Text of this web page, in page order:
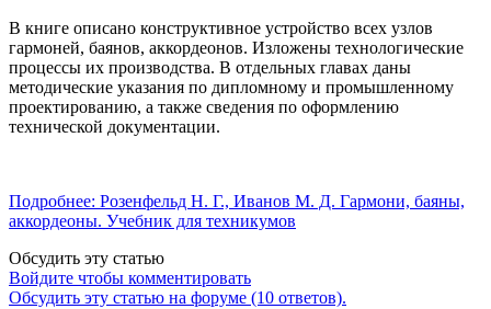
В книге описано конструктивное устройство всех узлов
гармоней, баянов, аккордеонов. Изложены технологические
процессы их производства. В отдельных главах даны
методические указания по дипломному и промышленному
проектированию, а также сведения по оформлению
технической документации.
Подробнее: Розенфельд Н. Г., Иванов М. Д. Гармони, баяны,
аккордеоны. Учебник для техникумов
Обсудить эту статью
Войдите чтобы комментировать
Обсудить эту статью на форуме (10 ответов).